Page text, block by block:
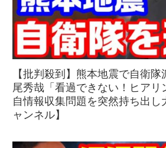
【批判殺到】熊本地震で自衛
尾秀哉「看過できない！ヒアリ
自情報収集問題を突然持ち出し
ャンネル】